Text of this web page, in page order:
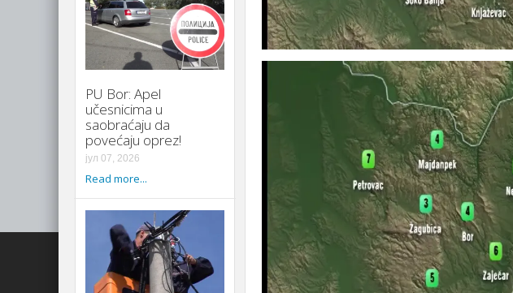
PU Bor: Apel
učesnicima u
saobraćaju da
povećaju oprez!
јул 07, 2026
Read more...